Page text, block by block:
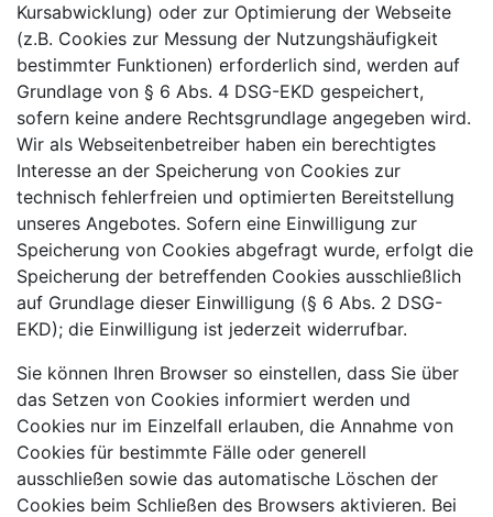
Kursabwicklung) oder zur Optimierung der Webseite
(z.B. Cookies zur Messung der Nutzungshäufigkeit
bestimmter Funktionen) erforderlich sind, werden auf
Grundlage von § 6 Abs. 4 DSG-EKD gespeichert,
sofern keine andere Rechtsgrundlage angegeben wird.
Wir als Webseitenbetreiber haben ein berechtigtes
Interesse an der Speicherung von Cookies zur
technisch fehlerfreien und optimierten Bereitstellung
unseres Angebotes. Sofern eine Einwilligung zur
Speicherung von Cookies abgefragt wurde, erfolgt die
Speicherung der betreffenden Cookies ausschließlich
auf Grundlage dieser Einwilligung (§ 6 Abs. 2 DSG-
EKD); die Einwilligung ist jederzeit widerrufbar.
Sie können Ihren Browser so einstellen, dass Sie über
das Setzen von Cookies informiert werden und
Cookies nur im Einzelfall erlauben, die Annahme von
Cookies für bestimmte Fälle oder generell
ausschließen sowie das automatische Löschen der
Cookies beim Schließen des Browsers aktivieren. Bei